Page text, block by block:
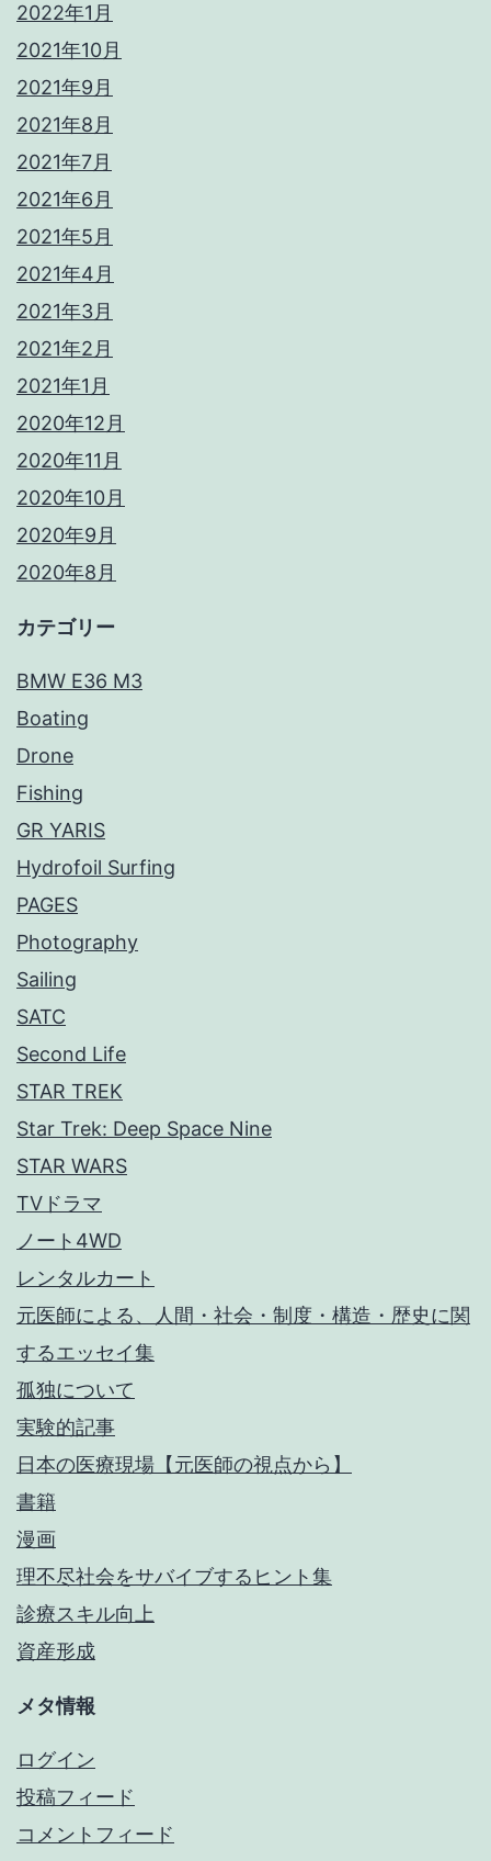
2022年1月
2021年10月
2021年9月
2021年8月
2021年7月
2021年6月
2021年5月
2021年4月
2021年3月
2021年2月
2021年1月
2020年12月
2020年11月
2020年10月
2020年9月
2020年8月
カテゴリー
BMW E36 M3
Boating
Drone
Fishing
GR YARIS
Hydrofoil Surfing
PAGES
Photography
Sailing
SATC
Second Life
STAR TREK
Star Trek: Deep Space Nine
STAR WARS
TVドラマ
ノート4WD
レンタルカート
元医師による、人間・社会・制度・構造・歴史に関
するエッセイ集
孤独について
実験的記事
日本の医療現場【元医師の視点から】
書籍
漫画
理不尽社会をサバイブするヒント集
診療スキル向上
資産形成
メタ情報
ログイン
投稿フィード
コメントフィード